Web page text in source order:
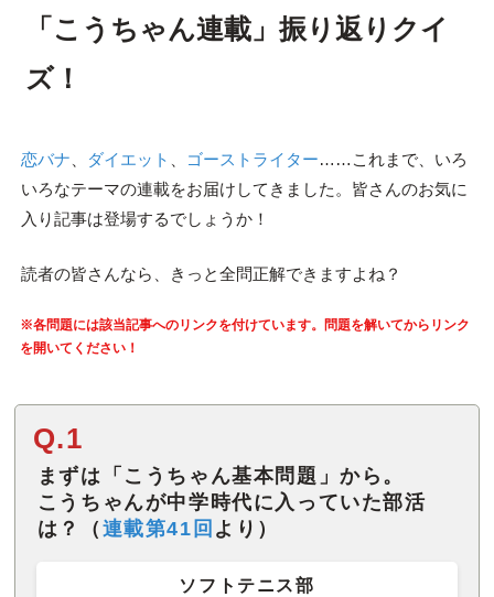
「こうちゃん連載」振り返りクイ
ズ！
恋バナ ダイエット ゴーストライター……これまで、いろ
いろなテーマの連載をお届けしてきました。皆さんのお気に
入り記事は登場するでしょうか！
読者の皆さんなら、きっと全問正解できますよね？
※各問題には該当記事へのリンクを付けています。問題を解いてからリンク
を開いてください！
Q.1
まずは「こうちゃん基本問題」から。
こうちゃんが中学時代に入っていた部活
は？（ 連載第41回 より）
ソフトテニス部